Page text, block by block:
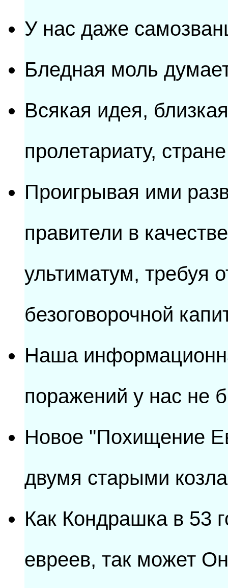
У нас даже
Бледная моль
Всякая идея,
пролетариату,
Проигрывая ими
правители в
ультиматум, требуя
безоговорочной
Наша
поражений у нас не
Новое "Похищение
двумя старыми
Как Кондрашка в 53
евреев, так может